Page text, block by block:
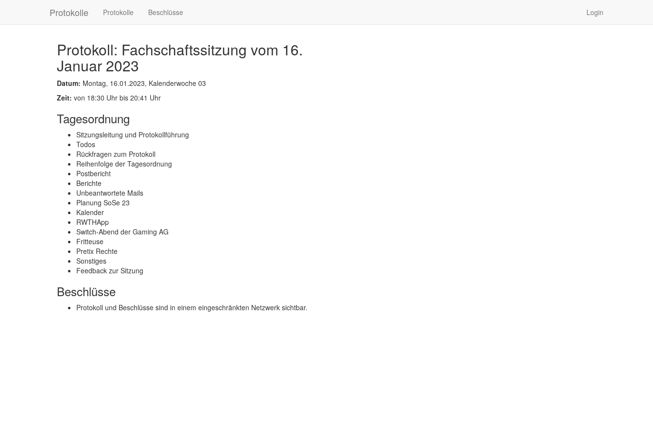
Protokolle Protokolle Beschlüsse Login
Protokoll: Fachschaftssitzung vom 16.
Januar 2023
Datum: Montag, 16.01.2023, Kalenderwoche 03
Zeit: von 18:30 Uhr bis 20:41 Uhr
Tagesordnung
Sitzungsleitung und Protokollführung
Todos
Rückfragen zum Protokoll
Reihenfolge der Tagesordnung
Postbericht
Berichte
Unbeantwortete Mails
Planung SoSe 23
Kalender
RWTHApp
Switch-Abend der Gaming AG
Fritteuse
Pretix Rechte
Sonstiges
Feedback zur Sitzung
Beschlüsse
Protokoll und Beschlüsse sind in einem eingeschränkten Netzwerk sichtbar.